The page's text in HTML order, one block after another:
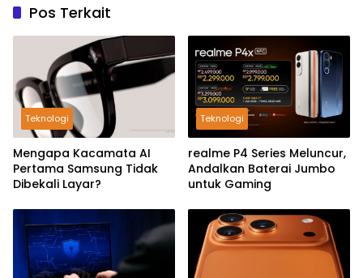
Pos Terkait
Teknologi
Mengapa Kacamata AI
Pertama Samsung Tidak
Dibekali Layar?
Teknologi
realme P4 Series Meluncur,
Andalkan Baterai Jumbo
untuk Gaming